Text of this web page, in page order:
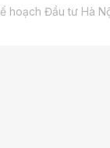
Đầu tư Hà